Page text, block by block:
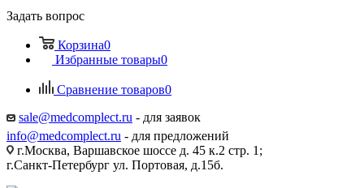
Задать вопрос
Корзина0
Избранные товары0
Сравнение товаров0
sale@medcomplect.ru - для заявок
info@medcomplect.ru - для предложений
г.Москва, Варшавское шоссе д. 45 к.2 стр. 1;
г.Санкт-Петербург ул. Портовая, д.15б.